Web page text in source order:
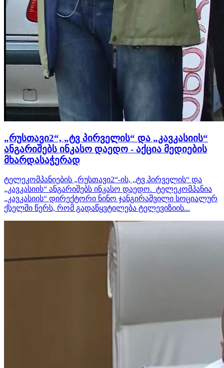
„რუსთავი2“, „ტვ პირველის“ და „კავკასიის“
ანგარიშებს ინკასო დაედო - აქცია მედიების
მხარდასაჭერად
ტელეკომპანიების „რუსთავი2“-ის, „ტვ პირველის“ და
„კავკასიის“ ანგარიშებს ინკასო დაედო. ტელეკომპანია
„კავკასიის“ დირექტორი ნინო ჯანგირაშვილი სოციალურ
ქსელში წერს, რომ გადაწყვტილება ტელევიზიის...